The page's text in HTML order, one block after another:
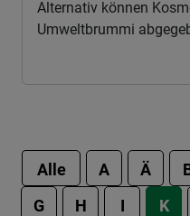
Alternativ können
Umweltbrummi
Alle A Ä
G
H I K